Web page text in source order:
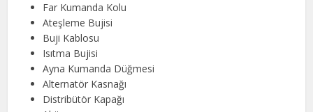
Far Kumanda Kolu
Ateşleme Bujisi
Buji Kablosu
Isıtma Bujisi
Ayna Kumanda Düğmesi
Alternatör Kasnağı
Distribütör Kapağı